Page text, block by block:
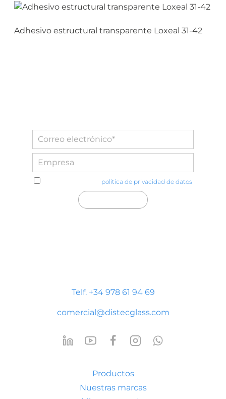
Adhesivo estructural transparente Loxeal 31-42
política de privacidad de datos
Telf. +34 978 61 94 69
comercial@distecglass.com
Productos
Nuestras marcas